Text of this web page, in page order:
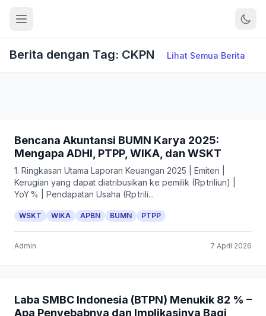
Berita dengan Tag: CKPN Lihat Semua Berita
Bencana Akuntansi BUMN Karya 2025:
Mengapa ADHI, PTPP, WIKA, dan WSKT
1. Ringkasan Utama Laporan Keuangan 2025 | Emiten |
Kerugian yang dapat diatribusikan ke pemilik (Rp triliun) |
YoY % | Pendapatan Usaha (Rp trili...
WSKT WIKA APBN BUMN PTPP
Admin 7 April 2026
Laba SMBC Indonesia (BTPN) Menukik 82 % –
Apa Penyebabnya dan Implikasinya Bagi